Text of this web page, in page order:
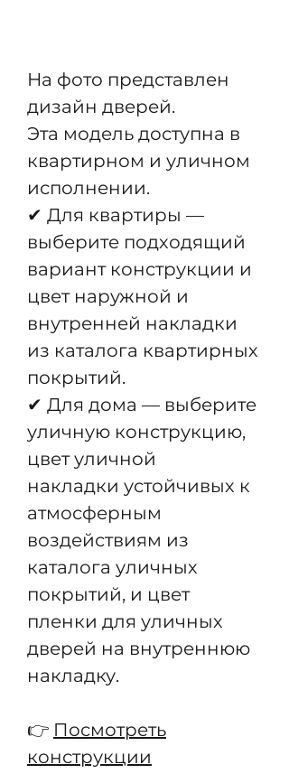
На фото представлен
дизайн дверей.
Эта модель доступна в
квартирном и уличном
исполнении.
✔ Для квартиры —
выберите подходящий
вариант конструкции и
цвет наружной и
внутренней накладки
из каталога квартирных
покрытий.
✔ Для дома — выберите
уличную конструкцию,
цвет уличной
накладки устойчивых к
атмосферным
воздействиям из
каталога уличных
покрытий, и цвет
пленки для уличных
дверей на внутреннюю
накладку.
👉 Посмотреть
конструкции